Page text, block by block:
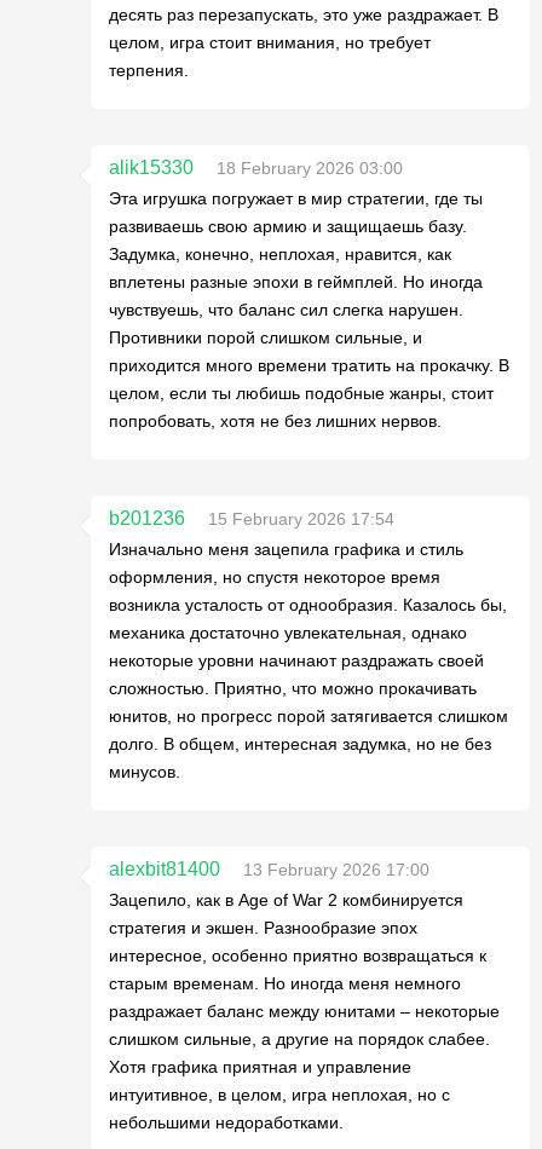
десять раз перезапускать, это уже раздражает. В
целом, игра стоит внимания, но требует
терпения.
alik15330
18 February 2026 03:00
Эта игрушка погружает в мир стратегии, где ты
развиваешь свою армию и защищаешь базу.
Задумка, конечно, неплохая, нравится, как
вплетены разные эпохи в геймплей. Но иногда
чувствуешь, что баланс сил слегка нарушен.
Противники порой слишком сильные, и
приходится много времени тратить на прокачку. В
целом, если ты любишь подобные жанры, стоит
попробовать, хотя не без лишних нервов.
b201236
15 February 2026 17:54
Изначально меня зацепила графика и стиль
оформления, но спустя некоторое время
возникла усталость от однообразия. Казалось бы,
механика достаточно увлекательная, однако
некоторые уровни начинают раздражать своей
сложностью. Приятно, что можно прокачивать
юнитов, но прогресс порой затягивается слишком
долго. В общем, интересная задумка, но не без
минусов.
alexbit81400
13 February 2026 17:00
Зацепило, как в Age of War 2 комбинируется
стратегия и экшен. Разнообразие эпох
интересное, особенно приятно возвращаться к
старым временам. Но иногда меня немного
раздражает баланс между юнитами – некоторые
слишком сильные, а другие на порядок слабее.
Хотя графика приятная и управление
интуитивное, в целом, игра неплохая, но с
небольшими недоработками.